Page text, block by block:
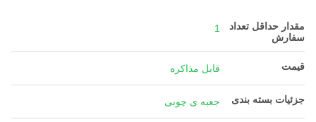
مقدار حداقل تعداد
سفارش
1
قیمت قابل مذاکره
جزئیات بسته بندی جعبه ی چوبی